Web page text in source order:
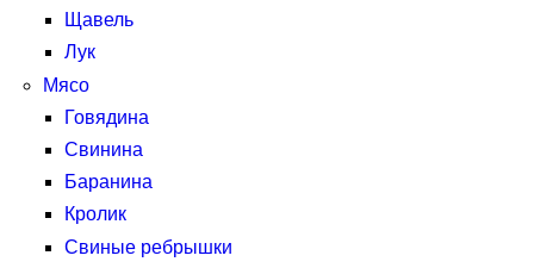
Щавель
Лук
Мясо
Говядина
Свинина
Баранина
Кролик
Свиные ребрышки